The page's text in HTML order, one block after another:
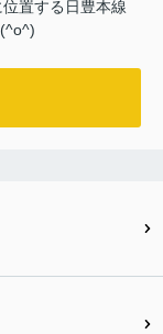
置する日豊本線